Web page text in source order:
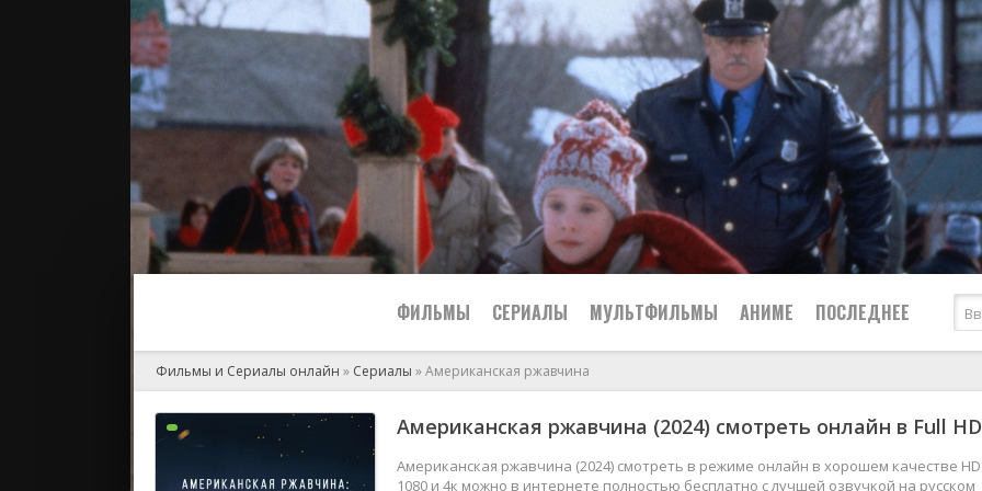
ФИЛЬМЫ
2024
Боевики
Военные
Мелодрамы
Приключения
СЕРИАЛЫ МУЛЬТФИЛЬМЫ АНИМЕ ПОСЛЕДНЕЕ
2024
Фильмы и Сериалы онлайн » Сериалы » Американская ржавчина
Американская ржавчина (2024) смотреть онлайн в Full HD
Американская ржавчина (2024) смотреть в режиме онлайн в хорошем качестве HD
1080 и 4к можно в интернете полностью бесплатно с лучшей озвучкой на русском